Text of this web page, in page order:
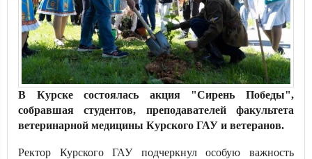
В Курске состоялась акция "Сирень Победы",
собравшая студентов, преподавателей факультета
ветеринарной медицины Курского ГАУ и ветеранов.
Ректор Курского ГАУ подчеркнул особую важность